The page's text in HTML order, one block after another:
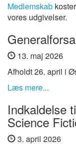
Medlemskab
vores udgivelser.
13. maj 2026
Afholdt 26. april i
Læs mere...
Indkaldelse
Science
3. april 2026